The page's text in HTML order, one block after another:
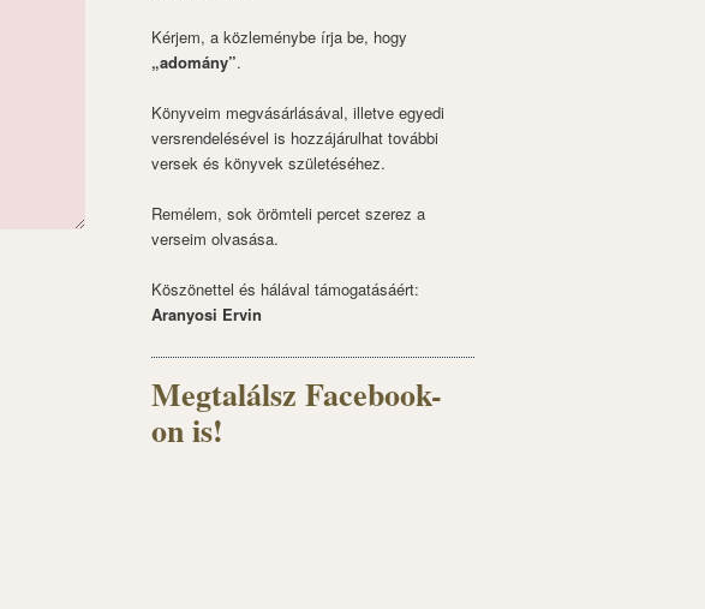
Kérjem, a közleménybe írja be, hogy
„adomány”.
Könyveim megvásárlásával, illetve egyedi
versrendelésével is hozzájárulhat további
versek és könyvek születéséhez.
Remélem, sok örömteli percet szerez a
verseim olvasása.
Köszönettel és hálával támogatásáért:
Aranyosi Ervin
Megtalálsz Facebook-
on is!